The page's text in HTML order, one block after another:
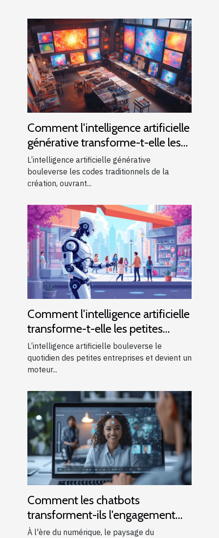
Comment l'intelligence artificielle
générative transforme-t-elle les
industries créatives ?
L’intelligence artificielle générative
bouleverse les codes traditionnels de la
création, ouvrant...
Comment l'intelligence artificielle
transforme-t-elle les petites
entreprises ?
L’intelligence artificielle bouleverse le
quotidien des petites entreprises et devient un
moteur...
Comment les chatbots
transforment-ils l'engagement
client dans le marketing digital ?
À l'ère du numérique, le paysage du